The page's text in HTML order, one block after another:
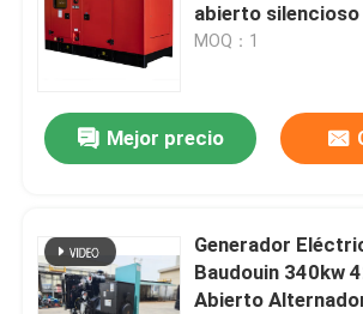
abierto silencioso
MOQ：1
Mejor precio
Generador
Baudouin 340kw
Abierto